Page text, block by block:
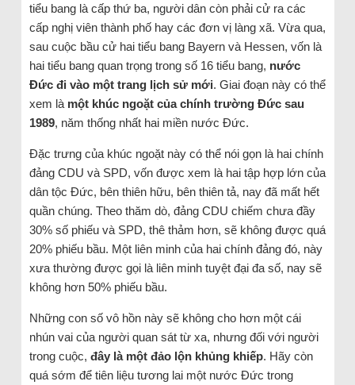
tiểu bang là cấp thứ ba, người dân còn phải cử ra các
cấp nghị viên thành phố hay các đơn vị làng xã. Vừa qua,
sau cuộc bầu cử hai tiểu bang Bayern và Hessen, vốn là
hai tiểu bang quan trọng trong số 16 tiểu bang, nước
Đức đi vào một trang lịch sử mới. Giai đoạn này có thể
xem là một khúc ngoặt của chính trường Đức sau
1989, năm thống nhất hai miền nước Đức.
Đặc trưng của khúc ngoặt này có thể nói gọn là hai chính
đảng CDU và SPD, vốn được xem là hai tập hợp lớn của
dân tộc Đức, bên thiên hữu, bên thiên tả, nay đã mất hết
quần chúng. Theo thăm dò, đảng CDU chiếm chưa đầy
30% số phiếu và SPD, thê thảm hơn, sẽ không được quá
20% phiếu bầu. Một liên minh của hai chính đảng đó, này
xưa thường được gọi là liên minh tuyệt đại đa số, nay sẽ
không hơn 50% phiếu bầu.
Những con số vô hồn này sẽ không cho hơn một cái
nhún vai của người quan sát từ xa, nhưng đối với người
trong cuộc, đây là một đảo lộn khủng khiếp. Hãy còn
quá sớm để tiên liệu tương lai một nước Đức trong